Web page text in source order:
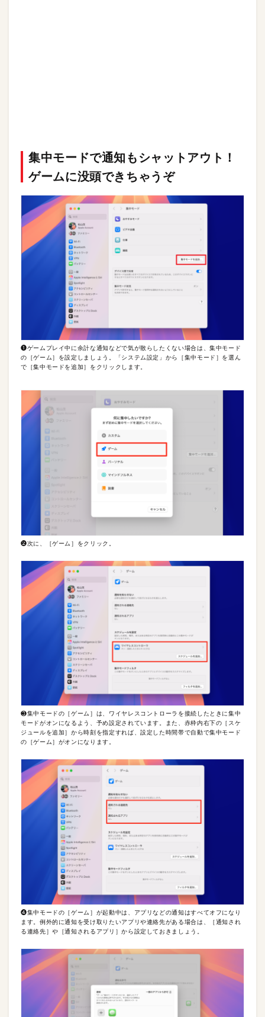
集中モードで通知もシャットアウト！
ゲームに没頭できちゃうぞ
❶ゲームプレイ中に余計な通知などで気が散らしたくない場合は、集中モード
の［ゲーム］を設定しましょう。「システム設定」から［集中モード］を選ん
で［集中モードを追加］をクリックします。
❷次に、［ゲーム］をクリック。
❸集中モードの［ゲーム］は、ワイヤレスコントローラを接続したときに集中
モードがオンになるよう、予め設定されています。また、赤枠内右下の［スケ
ジュールを追加］から時刻を指定すれば、設定した時間帯で自動で集中モード
の［ゲーム］がオンになります。
❹集中モードの［ゲーム］が起動中は、アプリなどの通知はすべてオフになり
ます。例外的に通知を受け取りたいアプリや連絡先がある場合は、［通知され
る連絡先］や［通知されるアプリ］から設定しておきましょう。